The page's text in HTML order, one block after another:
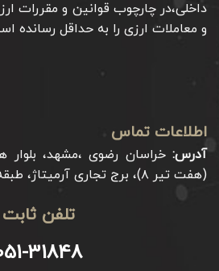
داخلی،در چارچوب قوانین و مقررات
و معاملات ارزی را به حداقل رسانده
اطلاعات تماس
آدرس: خراسان رضوی ،مشهد،
(هفت تیر ۸)، برج تجاری آرمیتاژ، طبقه منفی ۱، واحد B43
تلفن ثابت
31848